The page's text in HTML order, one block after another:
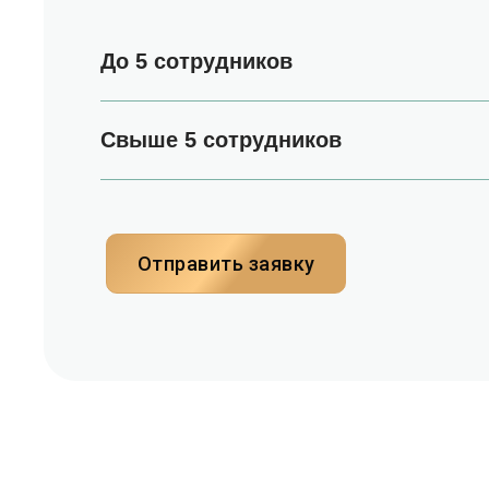
Отправить заявку
Свыше 5 сотрудников
До 5 сотрудников